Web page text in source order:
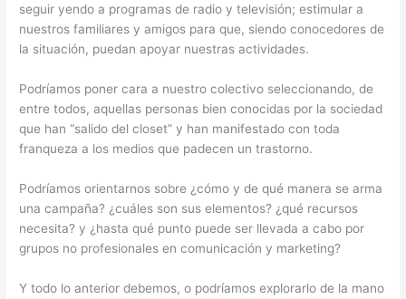
seguir yendo a programas de radio y televisión; estimular a
nuestros familiares y amigos para que, siendo conocedores de
la situación, puedan apoyar nuestras actividades.
Podríamos poner cara a nuestro colectivo seleccionando, de
entre todos, aquellas personas bien conocidas por la sociedad
que han “salido del closet” y han manifestado con toda
franqueza a los medios que padecen un trastorno.
Podríamos orientarnos sobre ¿cómo y de qué manera se arma
una campaña? ¿cuáles son sus elementos? ¿qué recursos
necesita? y ¿hasta qué punto puede ser llevada a cabo por
grupos no profesionales en comunicación y marketing?
Y todo lo anterior debemos, o podríamos explorarlo de la mano